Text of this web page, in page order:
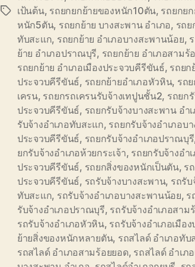
Tagsเป้นต้น, รถยกยกย้ายของหนัก10ตัน, รถยกย
หนัก5ตัน, รถยกย้าย บางสะพาน อำเภอ, รถย
ทับสะแก, รถยกย้าย อำเภอบางสะพานน้อย,
ย้าย อำเภอปราณบุรี, รถยกย้าย อำเภอสามร้
รถยกย้าย อำเภอเมืองประจวบคีรีขันธ์, รถยก
ประจวบคีรีขันธ์, รถยกย้ายอำเภอหัวหิน, รถ
เครน, รถยกรถเครนรับจ้างเทปูนชั้น2, รถยก
ประจวบคีรีขันธ์, รถยกรับจ้างบางสะพาน อำ
รับจ้างอำเภอทับสะแก, รถยกรับจ้างอำเภอบ
ประจวบคีรีขันธ์, รถยกรับจ้างอำเภอปราณบุรี
ยกรับจ้างอำเภอห้วยกระเจ้า, รถยกรับจ้างอำ
ประจวบคีรีขันธ์, รถยกสิ่งของหนักเป็นตัน, ร
ประจวบคีรีขันธ์, รถรับจ้างบางสะพาน, รถรับ
ทับสะแก, รถรับจ้างอำเภอบางสะพานน้อย, ร
รับจ้างอำเภอปราณบุรี, รถรับจ้างอำเภอสาม
รถรับจ้างอำเภอหัวหิน, รถรับจ้างอำเภอเมือ
ย้ายสิ่งของหนักหลายตัน, รถสไลด์ อำเภอทับ
รถสไลด์ อำเภอสามร้อยยอด, รถสไลด์ อำเภ